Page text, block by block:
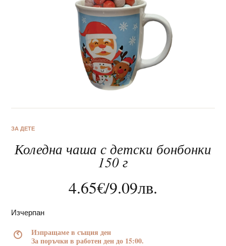
За нас
Корпоративни подаръци
ЗА ДЕТЕ
Коледна чаша с детски бонбонки
150 г
4.65€/9.09лв.
Изчерпан
Изпращаме в същия ден
За поръчки в работен ден до 15:00.